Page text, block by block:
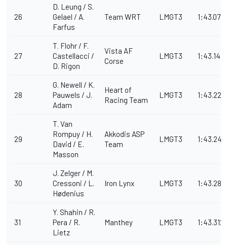
26
D. Leung / S.
Gelael / A.
Farfus
Team WRT LMGT3 1:43.078
27
T. Flohr / F.
Castellacci /
D. Rigon
Vista AF
Corse
LMGT3 1:43.142
28
G. Newell / K.
Pauwels / J.
Adam
Heart of
Racing Team
LMGT3 1:43.224
29
T. Van
Rompuy / H.
David / E.
Masson
Akkodis ASP
Team
LMGT3 1:43.247
30
J. Zelger / M.
Cressoni / L.
Hødenius
Iron Lynx LMGT3 1:43.289
31
Y. Shahin / R.
Pera / R.
Lietz
Manthey LMGT3 1:43.312